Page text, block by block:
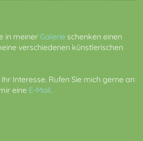
in meiner Galerie schenken einen
verschiedenen künstlerischen
Interesse. Rufen Sie mich gerne an
eine E-Mail.